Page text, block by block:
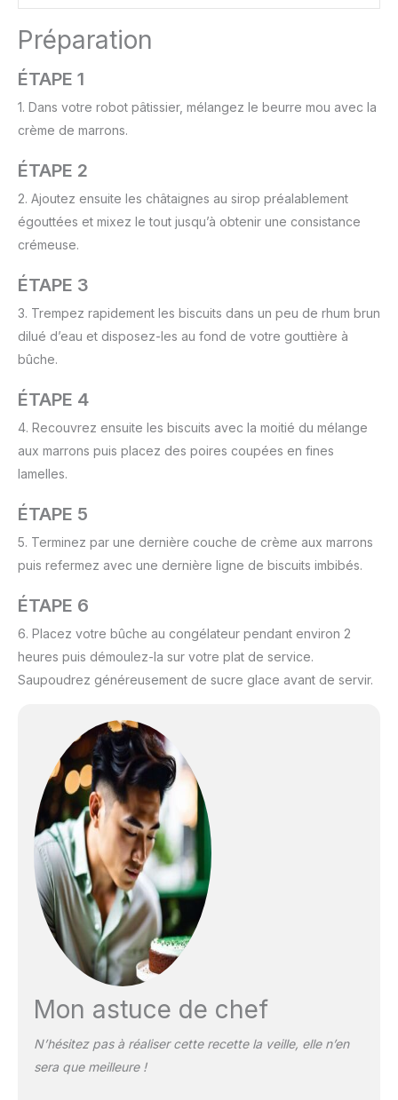
Préparation
ÉTAPE 1
1. Dans votre robot pâtissier, mélangez le beurre mou avec la
crème de marrons.
ÉTAPE 2
2. Ajoutez ensuite les châtaignes au sirop préalablement
égouttées et mixez le tout jusqu’à obtenir une consistance
crémeuse.
ÉTAPE 3
3. Trempez rapidement les biscuits dans un peu de rhum brun
dilué d’eau et disposez-les au fond de votre gouttière à
bûche.
ÉTAPE 4
4. Recouvrez ensuite les biscuits avec la moitié du mélange
aux marrons puis placez des poires coupées en fines
lamelles.
ÉTAPE 5
5. Terminez par une dernière couche de crème aux marrons
puis refermez avec une dernière ligne de biscuits imbibés.
ÉTAPE 6
6. Placez votre bûche au congélateur pendant environ 2
heures puis démoulez-la sur votre plat de service.
Saupoudrez généreusement de sucre glace avant de servir.
Mon astuce de chef
N’hésitez pas à réaliser cette recette la veille, elle n’en
sera que meilleure !